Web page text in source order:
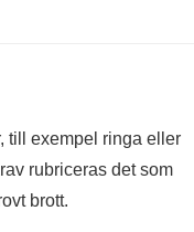
till exempel ringa eller
rubriceras det som
brott.